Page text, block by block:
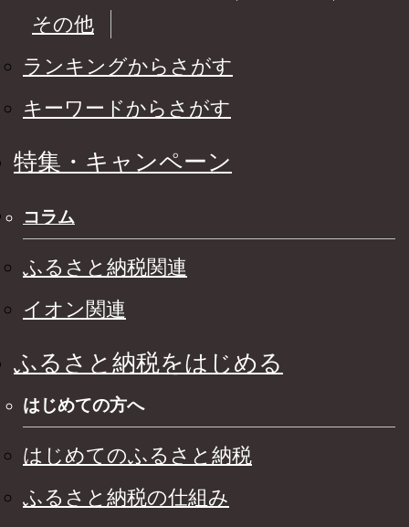
その他
ランキングからさがす
キーワードからさがす
特集・キャンペーン
コラム
ふるさと納税関連
イオン関連
ふるさと納税をはじめる
はじめての方へ
はじめてのふるさと納税
ふるさと納税の仕組み